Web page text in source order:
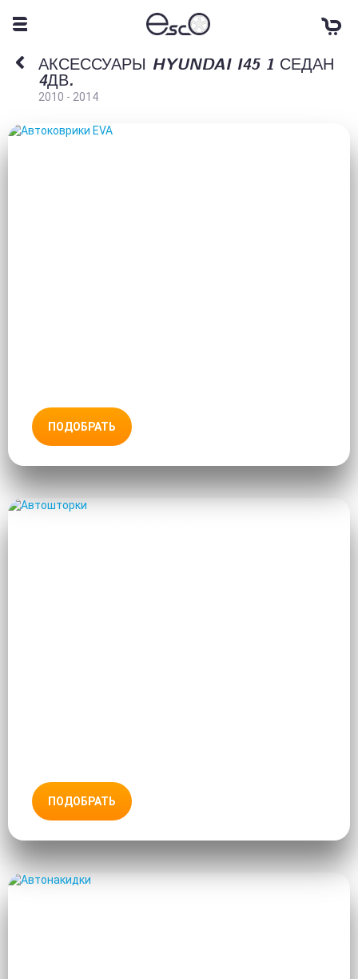
АКСЕССУАРЫ HYUNDAI I45 1 СЕДАН
4ДВ.
2010 - 2014
ПОДОБРАТЬ
ПОДОБРАТЬ